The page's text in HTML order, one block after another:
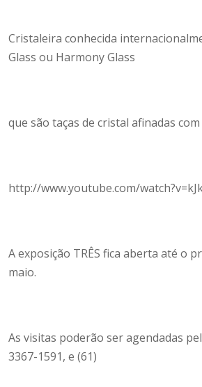
Cristaleira conhecida
Glass ou Harmony Glass
que são taças de cristal afinadas
http://www.youtube.com/
A exposição TRÊS fica aberta até o
maio.
As visitas poderão ser agendadas
3367-1591, e (61)